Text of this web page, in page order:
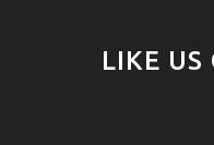
LIKE US